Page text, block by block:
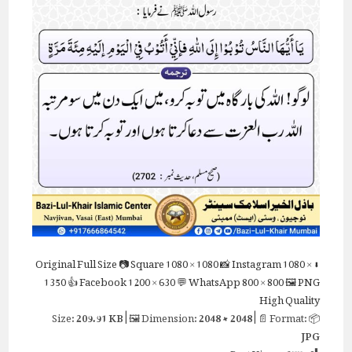
⬇ Original
Full Size📷 Square1080 × 1080📸 Instagram1080 ×
1350👍 Facebook1200 × 630💬 WhatsApp800 × 800🖼 PNG
High Quality
📦 Size:
209.91 KB| 🖼 Dimension:2048 × 2048| 📄 Format:
JPG